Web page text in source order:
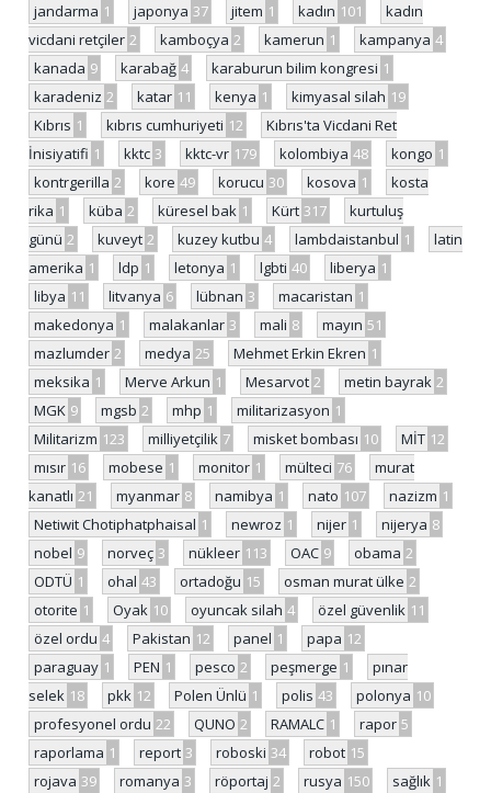
jandarma 1 japonya 37 jitem 1 kadın 101
kadın
vicdani retçiler 2 kamboçya 2 kamerun 1 kampanya 4
kanada 9 karabağ 4 karaburun bilim kongresi 1
karadeniz 2 katar 11 kenya 1 kimyasal silah 19
Kıbrıs 1 kıbrıs cumhuriyeti 12
Kıbrıs'ta Vicdani Ret
İnisiyatifi 1 kktc 3 kktc-vr 179 kolombiya 48 kongo 1
kontrgerilla 2 kore 49 korucu 30 kosova 1
kosta
rika 1 küba 2 küresel bak 1 Kürt 317
kurtuluş
günü 2 kuveyt 2 kuzey kutbu 4 lambdaistanbul 1
latin
amerika 1 ldp 1 letonya 1 lgbti 40 liberya 1
libya 11 litvanya 6 lübnan 3 macaristan 1
makedonya 1 malakanlar 3 mali 8 mayın 51
mazlumder 2 medya 25 Mehmet Erkin Ekren 1
meksika 1 Merve Arkun 1 Mesarvot 2 metin bayrak 2
MGK 9 mgsb 2 mhp 1 militarizasyon 1
Militarizm 123 milliyetçilik 7 misket bombası 10 MİT 12
mısır 16 mobese 1 monitor 1 mülteci 76
murat
kanatlı 21 myanmar 8 namibya 1 nato 107 nazizm 1
Netiwit Chotiphatphaisal 1 newroz 1 nijer 1 nijerya 8
nobel 9 norveç 3 nükleer 113 OAC 9 obama 2
ODTÜ 1 ohal 43 ortadoğu 15 osman murat ülke 2
otorite 1 Oyak 10 oyuncak silah 4 özel güvenlik 11
özel ordu 4 Pakistan 12 panel 1 papa 12
paraguay 1 PEN 1 pesco 2 peşmerge 1
pınar
selek 18 pkk 12 Polen Ünlü 1 polis 43 polonya 10
profesyonel ordu 22 QUNO 2 RAMALC 1 rapor 5
raporlama 1 report 3 roboski 34 robot 15
rojava 39 romanya 3 röportaj 2 rusya 150 sağlık 1